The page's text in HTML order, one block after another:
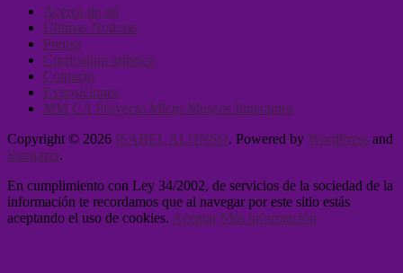
Acerca de mi
Últimas Noticias
Prensa
Currículum artístico
Contacto
Exposiciones
MM CA Proyecto Micro Museos Itinerantes
Copyright © 2026 ISABEL ALONSO. Powered by WordPress and
Stargazer.
En cumplimiento con Ley 34/2002, de servicios de la sociedad de la
información te recordamos que al navegar por este sitio estás
aceptando el uso de cookies. Aceptar Más información